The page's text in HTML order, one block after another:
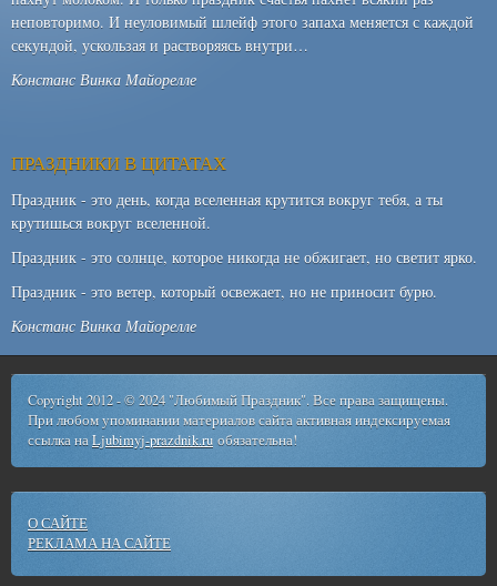
неповторимо. И неуловимый шлейф этого запаха меняется с каждой
секундой, ускользая и растворяясь внутри…
Констанс Винка Майорелле
ПРАЗДНИКИ В ЦИТАТАХ
Праздник - это день, когда вселенная крутится вокруг тебя, а ты
крутишься вокруг вселенной.
Праздник - это солнце, которое никогда не обжигает, но светит ярко.
Праздник - это ветер, который освежает, но не приносит бурю.
Констанс Винка Майорелле
Copyright 2012 - © 2024 "Любимый Праздник". Все права защищены.
При любом упоминании материалов сайта активная индексируемая
ссылка наLjubimyj-prazdnik.ru обязательна!
О САЙТЕ
РЕКЛАМА НА САЙТЕ